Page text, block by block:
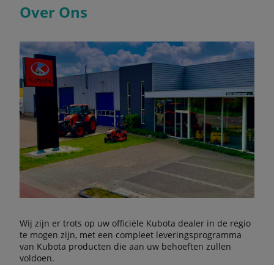
Over Ons
Wij zijn er trots op uw officiële Kubota dealer in de regio
te mogen zijn, met een compleet leveringsprogramma
van Kubota producten die aan uw behoeften zullen
voldoen.